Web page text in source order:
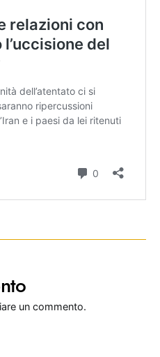
un commento.